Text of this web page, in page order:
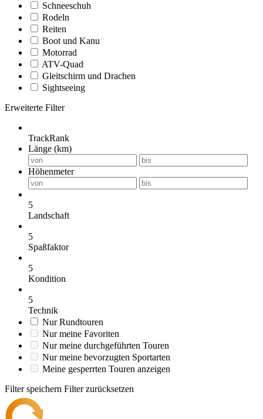
Schneeschuh
Rodeln
Reiten
Boot und Kanu
Motorrad
ATV-Quad
Gleitschirm und Drachen
Sightseeing
Erweiterte Filter
TrackRank
Länge (km)
Höhenmeter
5
Landschaft
5
Spaßfaktor
5
Kondition
5
Technik
Nur Rundtouren
Nur meine Favoriten
Nur meine durchgeführten Touren
Nur meine bevorzugten Sportarten
Meine gesperrten Touren anzeigen
Filter speichern Filter zurücksetzen